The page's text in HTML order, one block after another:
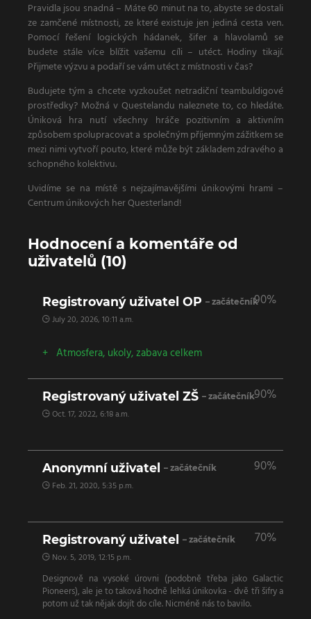
Pravidla jsou snadná – Máte 60 minut na to, abyste se dostali
ze zamčené místnosti, ze které existuje jen jediná cesta ven.
Pomocí řešení logických hádanek, šifer a hlavolamů se
budete stále více blížit vašemu cíli – utéct. Hodiny tikají.
Přijmete výzvu a podaří se vám utéct z místnosti v čas?
Budujete tým a chcete vyzkoušet netradiční teambuldigové
prostředky? Možná v Questelandu naleznete to, co hledáte.
Úniková hra nutí všechny hráče pozitivním a aktivním
způsobem spolupracovat a společným příjemným zážitkem se
mezi nimi vytvoří pouto, které může být základem zdravého a
schopného kolektivu.
Uvidíme se na místě s nejzajímavějšími únikovými hrami –
Centrum únikových her Questerland!
Hodnocení a komentáře od
uživatelů (10)
90%
Registrovaný uživatel OP – začátečník
July 20, 2026, 10:11 a.m.
Atmosfera, ukoly, zabava celkem
90%
Registrovaný uživatel ZŠ – začátečník
Oct. 17, 2022, 6:18 a.m.
90%
Anonymní uživatel – začátečník
Feb. 21, 2020, 5:35 p.m.
70%
Registrovaný uživatel – začátečník
Nov. 5, 2019, 12:15 p.m.
Designově na vysoké úrovni (podobně třeba jako Galactic
Pioneers), ale je to taková hodně lehká únikovka - dvě tři šifry a
potom už tak nějak dojít do cíle. Nicméně nás to bavilo.